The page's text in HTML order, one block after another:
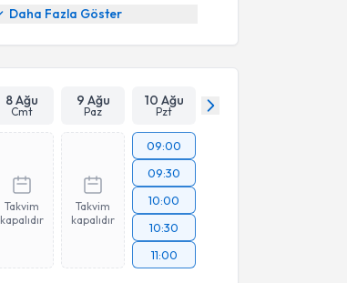
Daha Fazla Göster
8 Ağu
Cmt
9 Ağu
Paz
10 Ağu
Pzt
Takvim
kapalıdır
Takvim
kapalıdır
09:00
09:30
10:00
10:30
11:00